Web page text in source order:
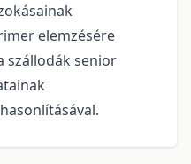
elemzésére
szállodák senior